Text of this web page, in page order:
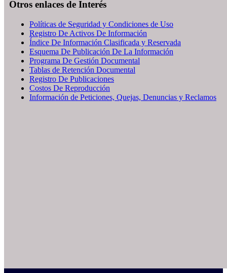
Otros enlaces de Interés
Políticas de Seguridad y Condiciones de Uso
Registro De Activos De Información
Índice De Información Clasificada y Reservada
Esquema De Publicación De La Información
Programa De Gestión Documental
Tablas de Retención Documental
Registro De Publicaciones
Costos De Reproducción
Información de Peticiones, Quejas, Denuncias y Reclamos